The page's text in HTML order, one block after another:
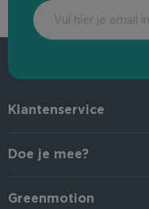
Klantenservice
Doe je mee?
Greenmotion